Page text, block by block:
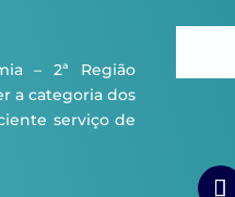
– 2ª Região
a categoria dos
serviço de